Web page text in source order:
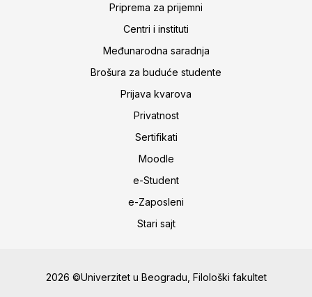
Priprema za prijemni
Centri i instituti
Međunarodna saradnja
Brošura za buduće studente
Prijava kvarova
Privatnost
Sertifikati
Moodle
e-Student
e-Zaposleni
Stari sajt
2026 ©Univerzitet u Beogradu, Filološki fakultet